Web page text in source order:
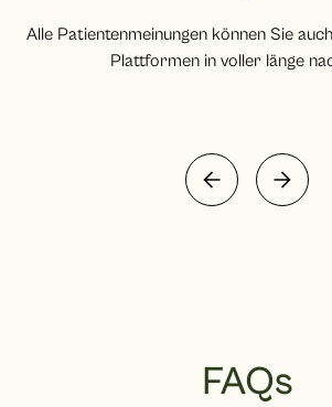
Alle Patientenmeinungen können Sie
Plattformen in voller länge
FAQs